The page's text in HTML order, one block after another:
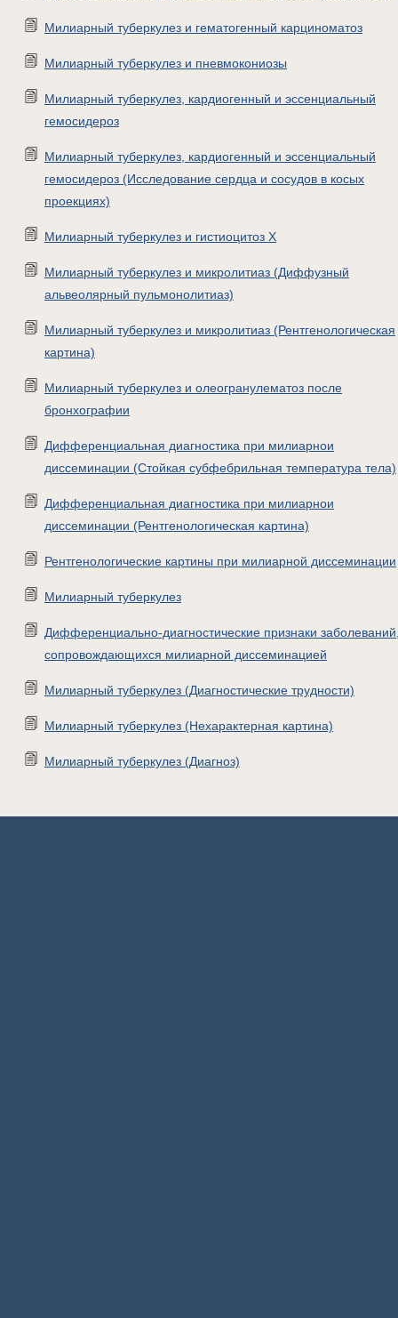
Милиарный туберкулез и гематогенный карциноматоз
Милиарный туберкулез и пневмокониозы
Милиарный туберкулез, кардиогенный и эссенциальный
гемосидероз
Милиарный туберкулез, кардиогенный и эссенциальный
гемосидероз (Исследование сердца и сосудов в косых
проекциях)
Милиарный туберкулез и гистиоцитоз X
Милиарный туберкулез и микролитиаз (Диффузный
альвеолярный пульмонолитиаз)
Милиарный туберкулез и микролитиаз (Рентгенологическая
картина)
Милиарный туберкулез и олеогранулематоз после
бронхографии
Дифференциальная диагностика при милиарнои
диссеминации (Стойкая субфебрильная температура тела)
Дифференциальная диагностика при милиарнои
диссеминации (Рентгенологическая картина)
Рентгенологические картины при милиарной диссеминации
Милиарный туберкулез
Дифференциально-диагностические признаки
сопровождающихся милиарной диссеминацией
Милиарный туберкулез (Диагностические трудности)
Милиарный туберкулез (Нехарактерная картина)
Милиарный туберкулез (Диагноз)